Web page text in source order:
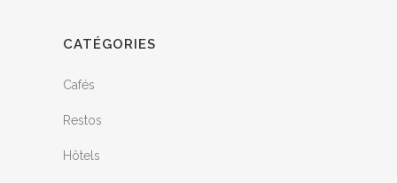
CATÉGORIES
Cafés
Restos
Hôtels